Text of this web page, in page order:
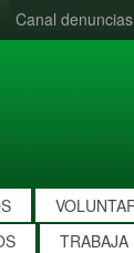
Canal denuncias
TRABAJA